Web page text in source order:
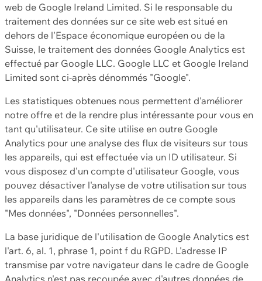
web de Google Ireland Limited. Si le responsable du
traitement des données sur ce site web est situé en
dehors de l'Espace économique européen ou de la
Suisse, le traitement des données Google Analytics est
effectué par Google LLC. Google LLC et Google Ireland
Limited sont ci-après dénommés "Google".
Les statistiques obtenues nous permettent d'améliorer
notre offre et de la rendre plus intéressante pour vous en
tant qu'utilisateur. Ce site utilise en outre Google
Analytics pour une analyse des flux de visiteurs sur tous
les appareils, qui est effectuée via un ID utilisateur. Si
vous disposez d'un compte d'utilisateur Google, vous
pouvez désactiver l'analyse de votre utilisation sur tous
les appareils dans les paramètres de ce compte sous
"Mes données", "Données personnelles".
La base juridique de l'utilisation de Google Analytics est
l'art. 6, al. 1, phrase 1, point f du RGPD. L'adresse IP
transmise par votre navigateur dans le cadre de Google